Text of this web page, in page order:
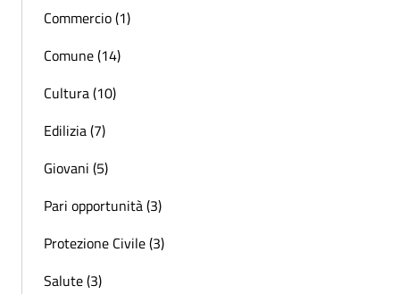
Commercio (1)
Comune (14)
Cultura (10)
Edilizia (7)
Giovani (5)
Pari opportunità (3)
Protezione Civile (3)
Salute (3)